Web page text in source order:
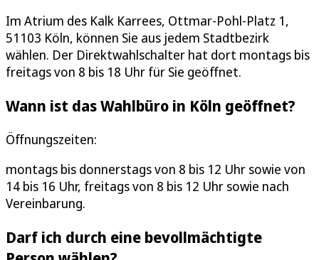
Im Atrium des Kalk Karrees, Ottmar-Pohl-Platz 1,
51103 Köln, können Sie aus jedem Stadtbezirk
wählen. Der Direktwahlschalter hat dort montags bis
freitags von 8 bis 18 Uhr für Sie geöffnet.
Wann ist das Wahlbüro in Köln geöffnet?
Öffnungszeiten:
montags bis donnerstags von 8 bis 12 Uhr sowie von
14 bis 16 Uhr, freitags von 8 bis 12 Uhr sowie nach
Vereinbarung.
Darf ich durch eine bevollmächtigte